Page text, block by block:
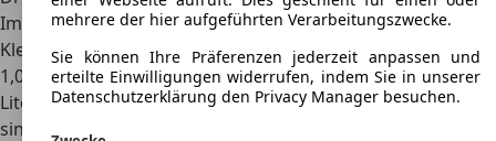
Im März 2017 wurde mit dem K14 Generation fünf des
Kleinwagens vorgestellt. Die Benzinmotoren mit 0,9 und
1,0 Liter Hubraum haben ab jetzt drei Zylinder. Der 1,5-
Liter-Dieselmotor wurde von Renault geliefert. Ab 90 PS
sind die Aggregate mit einem Turbolader ausgestattet.
mehrere der hier aufgeführten Verarbeitungszwecke.
Sie können Ihre Präferenzen jederzeit anpassen und
erteilte Einwilligungen widerrufen, indem Sie in unserer
Datenschutzerklärung den Privacy Manager besuchen.